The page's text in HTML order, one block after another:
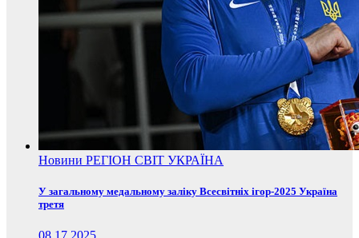
Новини РЕГІОН СВІТ УКРАЇНА
У загальному медальному заліку Всесвітніх ігор-2025 Україна
третя
08.17.2025